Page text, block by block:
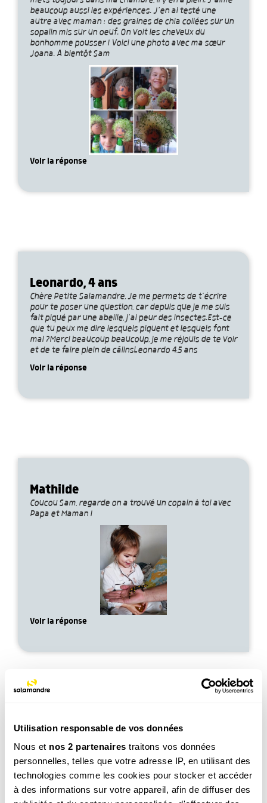
Utilisation responsable de vos données
Nous et nos 2 partenaires traitons vos données
personnelles, telles que votre adresse IP, en utilisant des
technologies comme les cookies pour stocker et accéder
à des informations sur votre appareil, afin de diffuser des
beaucoup aussi les expériences. J’en ai testé une
autre avec maman : des graines de chia collées sur un
sopalin mis sur un oeuf. On voit les cheveux du
bonhomme pousser ! Voici une photo avec ma sœur
Joana. A bientôt Sam
Voir la réponse
Leonardo, 4 ans
Chère Petite Salamandre, Je me permets de t’écrire
pour te poser une question, car depuis que je me suis
fait piqué par une abeille, j’ai peur des insectes.Est-ce
que tu peux me dire lesquels piquent et lesquels font
mal ?Merci beaucoup beaucoup, je me réjouis de te voir
et de te faire plein de câlinsLeonardo 4,5 ans
Voir la réponse
Mathilde
Coucou Sam, regarde on a trouvé un copain à toi avec
Papa et Maman !
Voir la réponse
Léo, 6 ans
Est-ce que les fourmis elles dorment ?
Voir la réponse